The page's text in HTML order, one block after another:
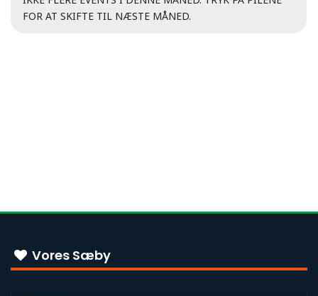
FOR AT SKIFTE TIL NÆSTE MÅNED.
Vores Sæby